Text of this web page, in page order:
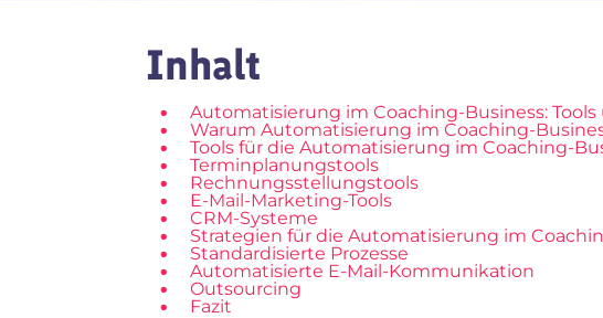
Inhalt
Automatisierung im Coaching-Business:
Warum Automatisierung im Coaching-
Tools für die Automatisierung im Coaching-
Terminplanungstools
Rechnungsstellungstools
E-Mail-Marketing-Tools
CRM-Systeme
Strategien für die Automatisierung im
Standardisierte Prozesse
Automatisierte E-Mail-Kommunikation
Outsourcing
Fazit